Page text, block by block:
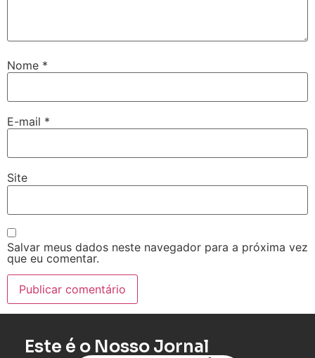
Nome *
E-mail *
Site
Salvar meus dados neste navegador para a próxima vez
que eu comentar.
Este é o Nosso Jornal